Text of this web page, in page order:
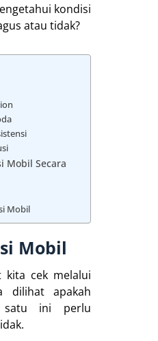
kondisi
atau tidak?
Mobil Secara
Mobil
Mobil
kita cek melalui
dilihat apakah
satu ini perlu